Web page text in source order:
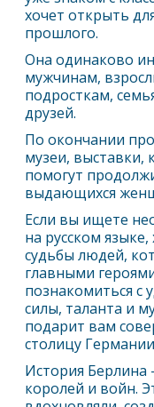
хочет открыть
прошлого.
Она одинаково
мужчинам,
подросткам,
друзей.
По окончании
музеи, выставки,
помогут
выдающихся
Если вы ищете
на русском
судьбы людей,
главными
познакомиться с
силы, таланта и
подарит вам
столицу
История Берлина
королей и войн.